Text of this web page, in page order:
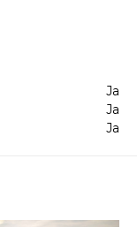
Ja
Ja
Ja